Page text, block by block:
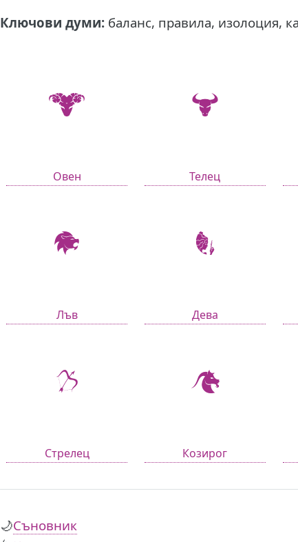
Ключови думи:баланс, правила, изолоция,
Овен Телец
Лъв Дева
Стрелец Козирог
🌙Съновник